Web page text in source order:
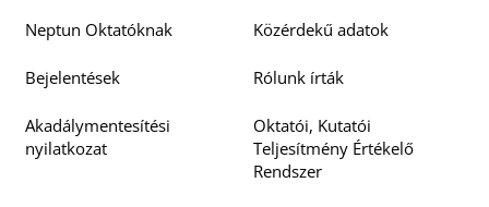
Neptun Oktatóknak Közérdekű adatok
Bejelentések Rólunk írták
Akadálymentesítési
nyilatkozat
Oktatói, Kutatói
Teljesítmény Értékelő
Rendszer